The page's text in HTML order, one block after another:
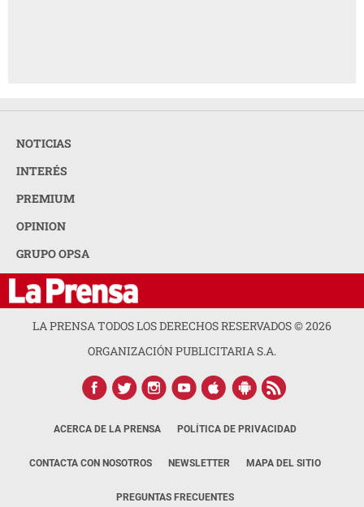
NOTICIAS
INTERÉS
PREMIUM
OPINION
GRUPO OPSA
LA PRENSA TODOS LOS DERECHOS RESERVADOS ©2026
ORGANIZACIÓN PUBLICITARIA S.A.
ACERCA DE LA PRENSA POLÍTICA DE PRIVACIDAD
CONTACTA CON NOSOTROS NEWSLETTER MAPA DEL SITIO
PREGUNTAS FRECUENTES